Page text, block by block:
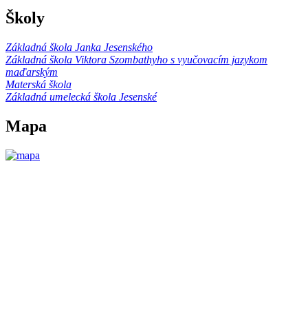
Školy
Základná škola Janka Jesenského
Základná škola Viktora Szombathyho s vyučovacím jazykom
maďarským
Materská škola
Základná umelecká škola Jesenské
Mapa